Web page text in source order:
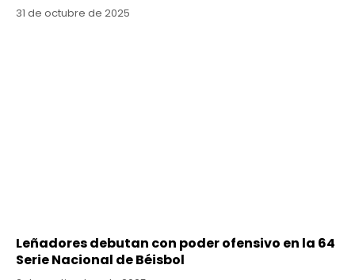
31 de octubre de 2025
Leñadores debutan con poder ofensivo en la 64
Serie Nacional de Béisbol